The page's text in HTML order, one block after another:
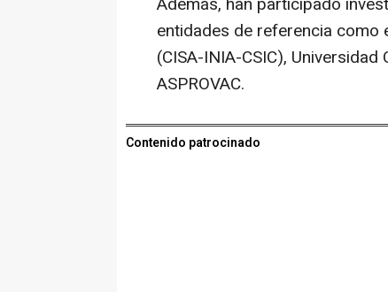
entidades de referencia como
(CISA-INIA-CSIC),
ASPROVAC.
Contenido patrocinado